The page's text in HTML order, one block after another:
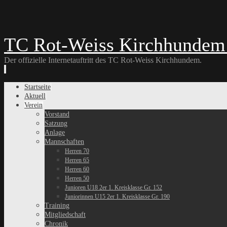
TC Rot-Weiss
Der offizielle Internetauftritt des TC Rot-Weiss Kirchhundem.
Skip
content
Startseite
Aktuell
Verein
Vorstand
Satzung
Anlage
Mannschaften
Herren 70
Herren 65
Herren 60
Herren 50
Junioren U18 2er 1. Kreisklasse Gr. 152
Juniorinnen U15 2er 1. Kreisklasse Gr. 190
Training
Mitgliedschaft
Chronik